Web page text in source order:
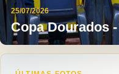
25/07/2026
Copa Dourados